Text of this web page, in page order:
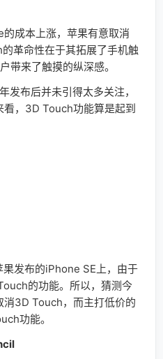
成本上涨，苹果有意取消
革命性在于其拓展了手机触
带来了触摸的纵深感。
布后并未引得太多关注，
，3D Touch功能算是起到
发布的iPhone SE上，由于
的功能。所以，猜测今
3D Touch，而主打低价的
功能。